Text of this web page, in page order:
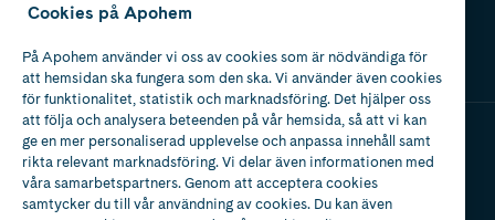
Ladda ner vår app
Apotek med tillstånd
Cookies på Apohem
På Apohem använder vi oss av cookies som är nödvändiga för
att hemsidan ska fungera som den ska. Vi använder även cookies
för funktionalitet, statistik och marknadsföring. Det hjälper oss
att följa och analysera beteenden på vår hemsida, så att vi kan
ge en mer personaliserad upplevelse och anpassa innehåll samt
rikta relevant marknadsföring. Vi delar även informationen med
våra samarbetspartners. Genom att acceptera cookies
samtycker du till vår användning av cookies. Du kan även